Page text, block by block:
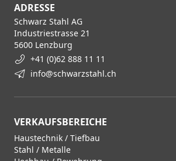
ADRESSE
Schwarz Stahl AG
Industriestrasse 21
5600 Lenzburg
+41 (0)62 888 11 11
info@schwarzstahl.ch
VERKAUFSBEREICHE
Haustechnik / Tiefbau
Stahl / Metalle